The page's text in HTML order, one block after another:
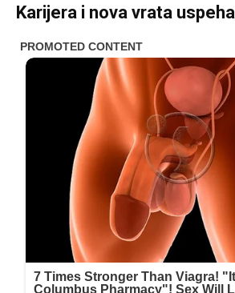
Karijera i nova vrata uspeha